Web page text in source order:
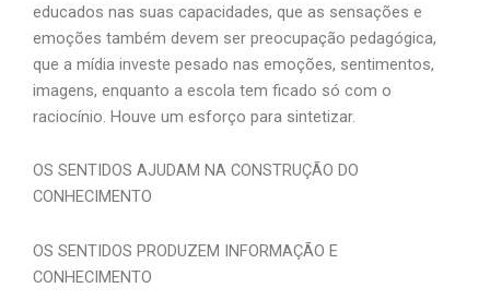
educados nas suas capacidades, que as sensações e
emoções também devem ser preocupação pedagógica,
que a mídia investe pesado nas emoções, sentimentos,
imagens, enquanto a escola tem ficado só com o
raciocínio. Houve um esforço para sintetizar.
OS SENTIDOS AJUDAM NA CONSTRUÇÃO DO
CONHECIMENTO
OS SENTIDOS PRODUZEM INFORMAÇÃO E
CONHECIMENTO